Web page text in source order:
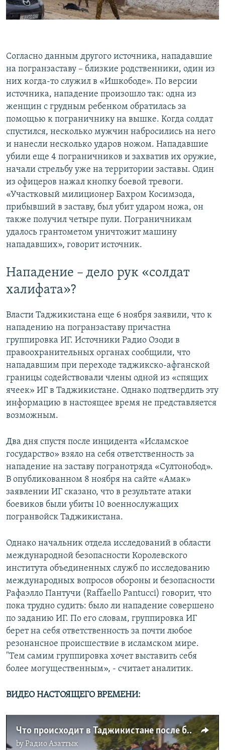
Согласно данным другого источника, нападавшие
на погранзаставу – близкие родственники, один из
них когда-то служил в «Ишкободе». По версии
источника, нападение произошло так: одна из
женщин с грудным ребенком обратилась за
помощью к пограничнику на вышке. Когда солдат
спустился, несколько мужчин набросились на него
и нанесли несколько ударов ножом. Нападавшие
убили еще 4 пограничников и захватив их оружие,
начали стрельбу уже на территории заставы. Один
из офицеров нажал кнопку боевой тревоги.
«Участковый милиционер Бахром Косимзода,
прибывший в заставу, был убит ударом ножа, он
также получил четыре пули. Пограничникам
удалось грантометом уничтожит машину
нападавших», говорит источник.
Нападение – дело рук «солдат
халифата»?
Власти Таджикистана еще 6 ноября заявили, что к
нападению на погранзаставу причастна
группировка ИГ. Источники Радио Озоди в
правоохранительных органах сообщили, что
нападавшим при переходе таджикско-афганской
границы содействовали члены одной из «спящих
ячеек» ИГ в Таджикистане. Однако подтвердить эту
информацию в настоящее время не представляется
возможным.
Два дня спустя после инцидента «Исламское
государство» взяло на себя ответственность за
нападение на заставу погранотряда «Султонобод».
В опубликованном 8 ноября на сайте «Амак»
заявлении ИГ сказано, что в результате атаки
боевиков были убиты 10 военнослужащих
погранвойск Таджикистана.
Однако начальник отдела исследований в области
международной безопасности Королевского
института объединенных служб по исследованию
международных вопросов обороны и безопасности
Рафаэлло Пантучи (Raffaello Pantucci) говорит, что
пока трудно судить: было ли нападение совершено
по заданию ИГ. По его словам, группировка ИГ
берет на себя ответственность за почти любое
резонансное происшествие в исламском мире.
"Тем самим группировка хочет выставить себя
более могущественным», - считает аналитик.
ВИДЕО НАСТОЯЩЕГО ВРЕМЕНИ:
Что происходит в Таджикистане после боя на погранзаставе
byРадио Азаттык